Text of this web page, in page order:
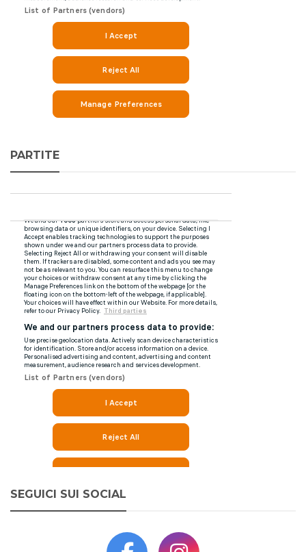
PARTITE
SEGUICI SUI SOCIAL